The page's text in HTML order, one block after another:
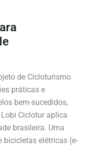
de Cicloturismo
práticas e
bem-sucedidos,
Lobi Ciclotur aplica
brasileira. Uma
bicicletas elétricas (e-